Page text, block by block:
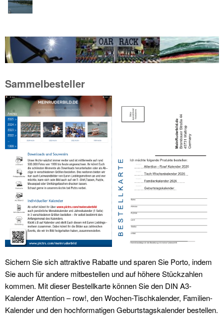
Sammelbesteller
Sichern Sie sich attraktive Rabatte und sparen Sie Porto, indem
Sie auch für andere mitbestellen und auf höhere Stückzahlen
kommen. Mit dieser Bestellkarte können Sie den DIN A3-
Kalender Attention – row!, den Wochen-Tischkalender, Familien-
Kalender und den hochformatigen Geburtstagskalender bestellen.